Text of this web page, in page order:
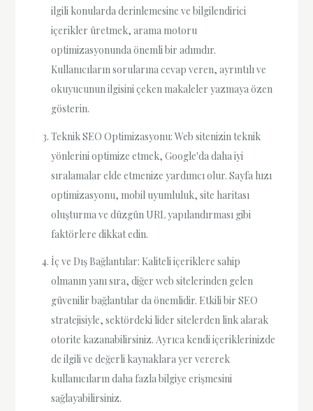
ilgili konularda derinlemesine ve bilgilendirici
içerikler üretmek, arama motoru
optimizasyonunda önemli bir adımdır.
Kullanıcıların sorularına cevap veren, ayrıntılı ve
okuyucunun ilgisini çeken makaleler yazmaya özen
gösterin.
Teknik SEO Optimizasyonu: Web sitenizin teknik
yönlerini optimize etmek, Google'da daha iyi
sıralamalar elde etmenize yardımcı olur. Sayfa hızı
optimizasyonu, mobil uyumluluk, site haritası
oluşturma ve düzgün URL yapılandırması gibi
faktörlere dikkat edin.
İç ve Dış Bağlantılar: Kaliteli içeriklere sahip
olmanın yanı sıra, diğer web sitelerinden gelen
güvenilir bağlantılar da önemlidir. Etkili bir SEO
stratejisiyle, sektördeki lider sitelerden link alarak
otorite kazanabilirsiniz. Ayrıca kendi içeriklerinizde
de ilgili ve değerli kaynaklara yer vererek
kullanıcıların daha fazla bilgiye erişmesini
sağlayabilirsiniz.